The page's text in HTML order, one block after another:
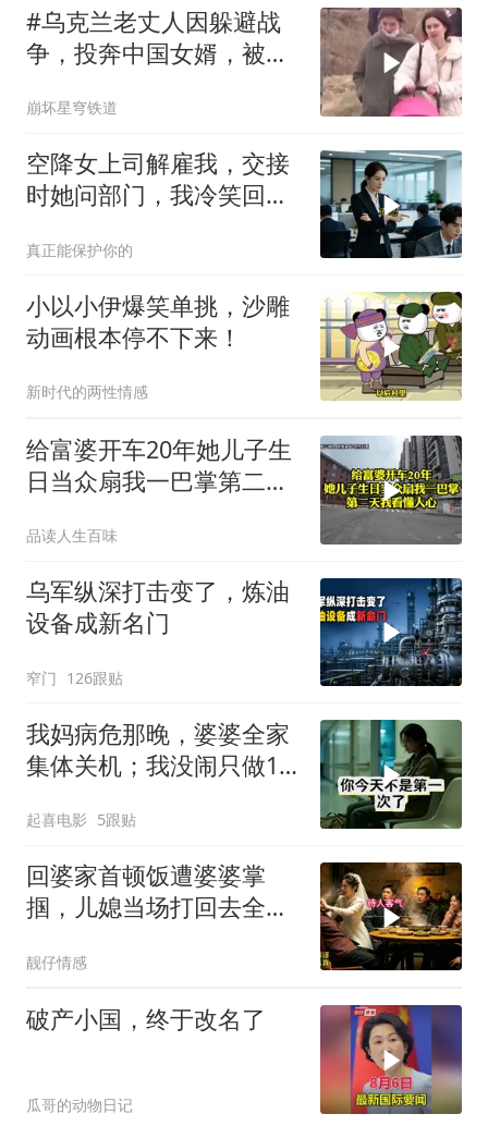
#乌克兰老丈人因躲避战
争，投奔中国女婿，被眼
崩坏星穹铁道
空降女上司解雇我，交接
时她问部门，我冷笑回
真正能保护你的
小以小伊爆笑单挑，沙雕
动画根本停不下来！
新时代的两性情感
给富婆开车20年她儿子生
日当众扇我一巴掌第二天
品读人生百味
乌军纵深打击变了，炼油
设备成新名门
窄门 126跟贴
我妈病危那晚，婆婆全家
集体关机；我没闹只做1
你是不是疯了？
起喜电影 5跟贴
回婆家首顿饭遭婆婆掌
掴，儿媳当场打回去全家
靓仔情感
破产小国，终于改名了
瓜哥的动物日记